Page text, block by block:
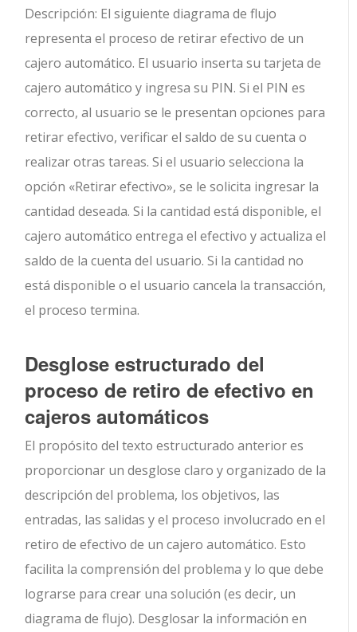
Descripción: El siguiente diagrama de flujo
representa el proceso de retirar efectivo de un
cajero automático. El usuario inserta su tarjeta de
cajero automático y ingresa su PIN. Si el PIN es
correcto, al usuario se le presentan opciones para
retirar efectivo, verificar el saldo de su cuenta o
realizar otras tareas. Si el usuario selecciona la
opción «Retirar efectivo», se le solicita ingresar la
cantidad deseada. Si la cantidad está disponible, el
cajero automático entrega el efectivo y actualiza el
saldo de la cuenta del usuario. Si la cantidad no
está disponible o el usuario cancela la transacción,
el proceso termina.
Desglose estructurado del
proceso de retiro de efectivo en
cajeros automáticos
El propósito del texto estructurado anterior es
proporcionar un desglose claro y organizado de la
descripción del problema, los objetivos, las
entradas, las salidas y el proceso involucrado en el
retiro de efectivo de un cajero automático. Esto
facilita la comprensión del problema y lo que debe
lograrse para crear una solución (es decir, un
diagrama de flujo). Desglosar la información en